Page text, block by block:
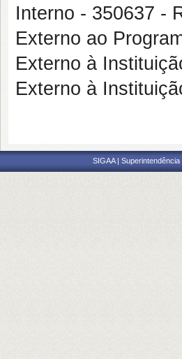
Interno - 350637 -
Externo ao
Externo à
Externo à
SIGAA |